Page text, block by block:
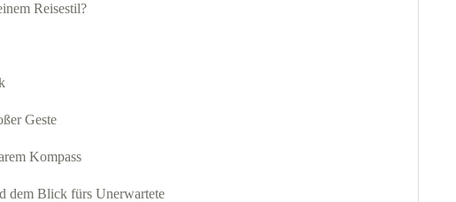
Reisestil?
Geste
Kompass
dem Blick fürs Unerwartete